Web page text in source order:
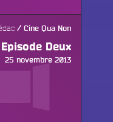
Episode Deux
Cine Qua Non
Publié
25 novembre 2013